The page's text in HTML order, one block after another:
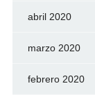
abril 2020
marzo 2020
febrero 2020